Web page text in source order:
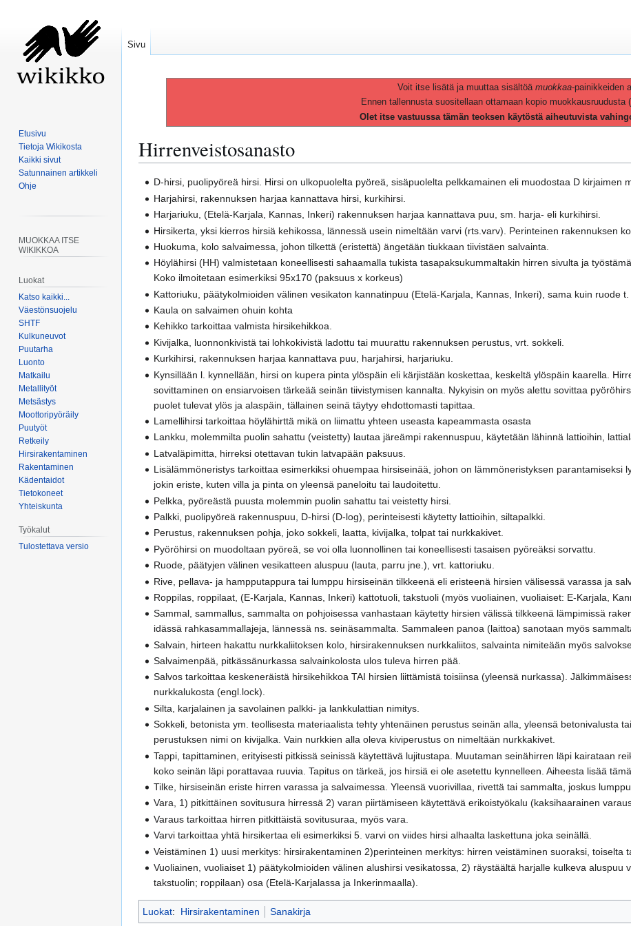
Voit itse lisätä ja muuttaa sisältöä muokkaa-painikkeiden
Ennen tallennusta suositellaan ottamaan kopio muokkausruudusta
Olet itse vastuussa tämän teoksen käytöstä aiheutuvista
Hirrenveistosanasto
Siirry
navigaatioon
Siirry
hakuun
D-hirsi, puolipyöreä hirsi. Hirsi on ulkopuolelta pyöreä, sisäpuolelta pelkkamainen eli muodostaa D kirjaimen
Harjahirsi, rakennuksen harjaa kannattava hirsi, kurkihirsi.
Harjariuku, (Etelä-Karjala, Kannas, Inkeri) rakennuksen harjaa kannattava puu, sm. harja- eli kurkihirsi.
Hirsikerta, yksi kierros hirsiä kehikossa, lännessä usein nimeltään varvi (rts.varv). Perinteinen rakennuksen
Huokuma, kolo salvaimessa, johon tilkettä (eristettä) ängetään tiukkaan tiivistäen salvainta.
Höylähirsi (HH) valmistetaan koneellisesti sahaamalla tukista tasapaksukummaltakin hirren sivulta ja
Koko ilmoitetaan esimerkiksi 95x170 (paksuus x korkeus)
Kattoriuku, päätykolmioiden välinen vesikaton kannatinpuu (Etelä-Karjala, Kannas, Inkeri), sama kuin ruode t.
Kaula on salvaimen ohuin kohta
Kehikko tarkoittaa valmista hirsikehikkoa.
Kivijalka, luonnonkivistä tai lohkokivistä ladottu tai muurattu rakennuksen perustus, vrt. sokkeli.
Kurkihirsi, rakennuksen harjaa kannattava puu, harjahirsi, harjariuku.
Kynsillään l. kynnellään, hirsi on kupera pinta ylöspäin eli kärjistään koskettaa, keskeltä ylöspäin kaarella.
sovittaminen on ensiarvoisen tärkeää seinän tiivistymisen kannalta. Nykyisin on myös alettu sovittaa
puolet tulevat ylös ja alaspäin, tällainen seinä täytyy ehdottomasti tapittaa.
Lamellihirsi tarkoittaa höylähirttä mikä on liimattu yhteen useasta kapeammasta osasta
Lankku, molemmilta puolin sahattu (veistetty) lautaa järeämpi rakennuspuu, käytetään lähinnä lattioihin,
Latvaläpimitta, hirreksi otettavan tukin latvapään paksuus.
Lisälämmöneristys tarkoittaa esimerkiksi ohuempaa hirsiseinää, johon on lämmöneristyksen
jokin eriste, kuten villa ja pinta on yleensä paneloitu tai laudoitettu.
Pelkka, pyöreästä puusta molemmin puolin sahattu tai veistetty hirsi.
Palkki, puolipyöreä rakennuspuu, D-hirsi (D-log), perinteisesti käytetty lattioihin, siltapalkki.
Perustus, rakennuksen pohja, joko sokkeli, laatta, kivijalka, tolpat tai nurkkakivet.
Pyöröhirsi on muodoltaan pyöreä, se voi olla luonnollinen tai koneellisesti tasaisen pyöreäksi sorvattu.
Ruode, päätyjen välinen vesikatteen aluspuu (lauta, parru jne.), vrt. kattoriuku.
Rive, pellava- ja hampputappura tai lumppu hirsiseinän tilkkeenä eli eristeenä hirsien välisessä varassa ja
Roppilas, roppilaat, (E-Karjala, Kannas, Inkeri) kattotuoli, takstuoli (myös vuoliainen, vuoliaiset: E-Karjala,
Sammal, sammallus, sammalta on pohjoisessa vanhastaan käytetty hirsien välissä tilkkeenä lämpimissä
idässä rahkasammallajeja, lännessä ns. seinäsammalta. Sammaleen panoa (laittoa) sanotaan myös
Salvain, hirteen hakattu nurkkaliitoksen kolo, hirsirakennuksen nurkkaliitos, salvainta nimiteään myös
Salvaimenpää, pitkässänurkassa salvainkolosta ulos tuleva hirren pää.
Salvos tarkoittaa keskeneräistä hirsikehikkoa TAI hirsien liittämistä toisiinsa (yleensä nurkassa).
nurkkalukosta (engl.lock).
Silta, karjalainen ja savolainen palkki- ja lankkulattian nimitys.
Sokkeli, betonista ym. teollisesta materiaalista tehty yhtenäinen perustus seinän alla, yleensä betonivalusta
perustuksen nimi on kivijalka. Vain nurkkien alla oleva kiviperustus on nimeltään nurkkakivet.
Tappi, tapittaminen, erityisesti pitkissä seinissä käytettävä lujitustapa. Muutaman seinähirren läpi kairataan
koko seinän läpi porattavaa ruuvia. Tapitus on tärkeä, jos hirsiä ei ole asetettu kynnelleen. Aiheesta lisää
Tilke, hirsiseinän eriste hirren varassa ja salvaimessa. Yleensä vuorivillaa, rivettä tai sammalta, joskus
Vara, 1) pitkittäinen sovitusura hirressä 2) varan piirtämiseen käytettävä erikoistyökalu (kaksihaarainen
Varaus tarkoittaa hirren pitkittäistä sovitusuraa, myös vara.
Varvi tarkoittaa yhtä hirsikertaa eli esimerkiksi 5. varvi on viides hirsi alhaalta laskettuna joka seinällä.
Veistäminen 1) uusi merkitys: hirsirakentaminen 2)perinteinen merkitys: hirren veistäminen suoraksi, toiselta
Vuoliainen, vuoliaiset 1) päätykolmioiden välinen alushirsi vesikatossa, 2) räystäältä harjalle kulkeva
takstuolin; roppilaan) osa (Etelä-Karjalassa ja Inkerinmaalla).
Luokat: Hirsirakentaminen Sanakirja
Sivu
Etusivu
Tietoja Wikikosta
Kaikki sivut
Satunnainen artikkeli
Ohje
MUOKKAA ITSE
WIKIKKOA
Luokat
Katso kaikki...
Väestönsuojelu
SHTF
Kulkuneuvot
Puutarha
Luonto
Matkailu
Metallityöt
Metsästys
Moottoripyöräily
Puutyöt
Retkeily
Hirsirakentaminen
Rakentaminen
Kädentaidot
Tietokoneet
Yhteiskunta
Työkalut
Tulostettava versio